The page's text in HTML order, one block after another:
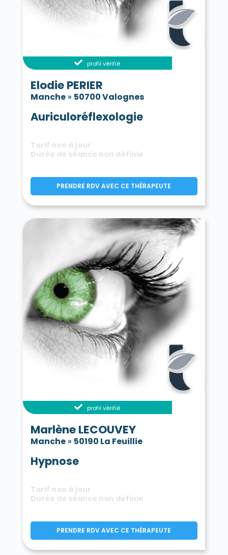
profil vérifié
Elodie PERIER
Manche» 50700 Valognes
Auriculoréflexologie
Tarif non à jour
Durée de séance non définie
PRENDRE RDV AVEC CE THÉRAPEUTE
profil vérifié
Marlène LECOUVEY
Manche» 50190 La Feuillie
Hypnose
Tarif non à jour
Durée de séance non définie
PRENDRE RDV AVEC CE THÉRAPEUTE